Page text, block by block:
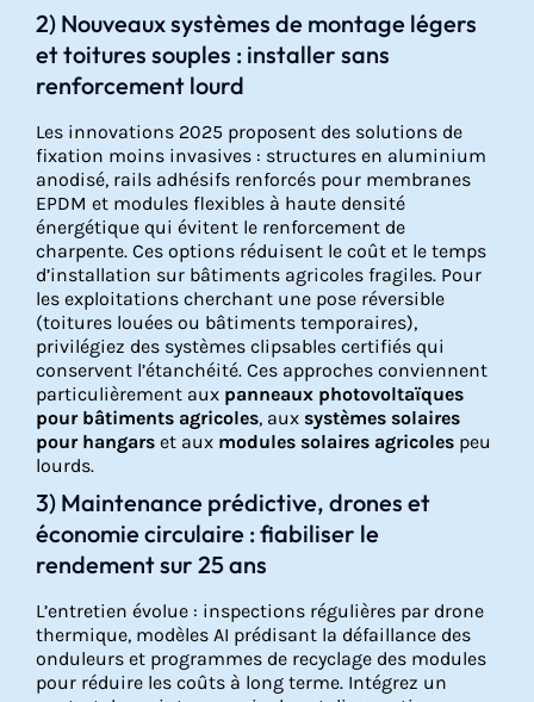
2) Nouveaux systèmes de montage légers
et toitures souples : installer sans
renforcement lourd
Les innovations 2025 proposent des solutions de
fixation moins invasives : structures en aluminium
anodisé, rails adhésifs renforcés pour membranes
EPDM et modules flexibles à haute densité
énergétique qui évitent le renforcement de
charpente. Ces options réduisent le coût et le temps
d’installation sur bâtiments agricoles fragiles. Pour
les exploitations cherchant une pose réversible
(toitures louées ou bâtiments temporaires),
privilégiez des systèmes clipsables certifiés qui
conservent l’étanchéité. Ces approches conviennent
particulièrement aux panneaux photovoltaïques
pour bâtiments agricoles, aux systèmes solaires
pour hangars et aux modules solaires agricoles peu
lourds.
3) Maintenance prédictive, drones et
économie circulaire : fiabiliser le
rendement sur 25 ans
L’entretien évolue : inspections régulières par drone
thermique, modèles AI prédisant la défaillance des
onduleurs et programmes de recyclage des modules
pour réduire les coûts à long terme. Intégrez un